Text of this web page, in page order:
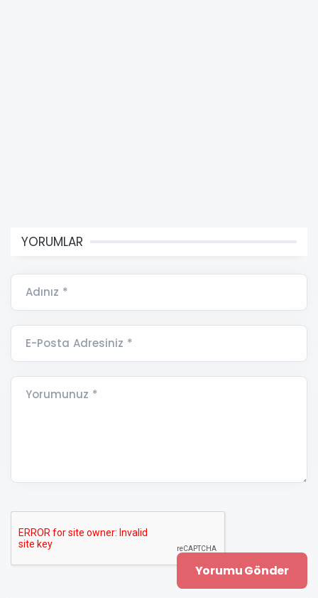
YORUMLAR
Adınız *
E-Posta Adresiniz *
Yorumunuz *